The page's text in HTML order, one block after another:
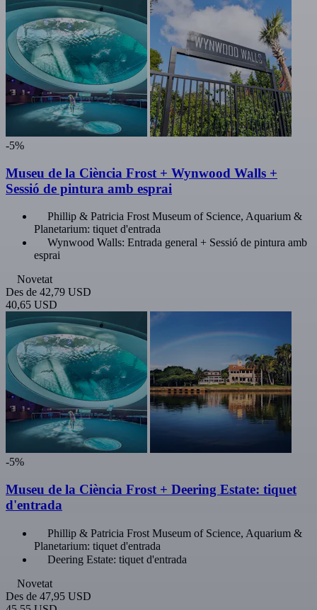
-5%
Museu de la Ciència Frost + Wynwood Walls +
Sessió de pintura amb esprai
Phillip & Patricia Frost Museum of Science, Aquarium &
Planetarium: tiquet d'entrada
Wynwood Walls: Entrada general + Sessió de pintura amb
esprai
Novetat
Des de 42,79 USD
40,65 USD
-5%
Museu de la Ciència Frost + Deering Estate: tiquet
d'entrada
Phillip & Patricia Frost Museum of Science, Aquarium &
Planetarium: tiquet d'entrada
Deering Estate: tiquet d'entrada
Novetat
Des de 47,95 USD